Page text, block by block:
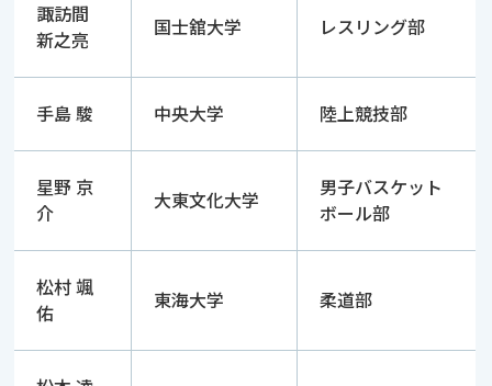
諏訪間
新之亮
国士舘大学 レスリング部
手島 駿 中央大学 陸上競技部
星野 京
介
大東文化大学
男子バスケット
ボール部
松村 颯
佑
東海大学 柔道部